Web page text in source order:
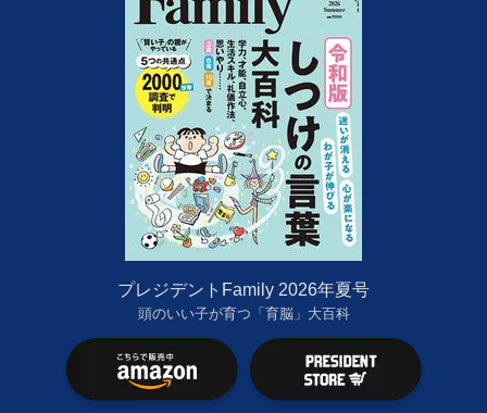
プレジデントFamily 2026年夏号
頭のいい子が育つ「育脳」大百科